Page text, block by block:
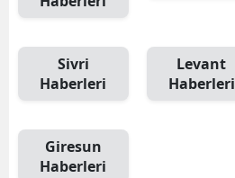
Sivri
Haberleri
Levant
Haberleri
Giresun
Haberleri